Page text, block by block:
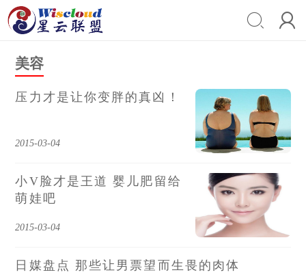
 
美容
压力才是让你变胖的真凶！
2015-03-04
小V脸才是王道 婴儿肥留给
萌娃吧
2015-03-04
日媒盘点 那些让男票望而生畏的肉体